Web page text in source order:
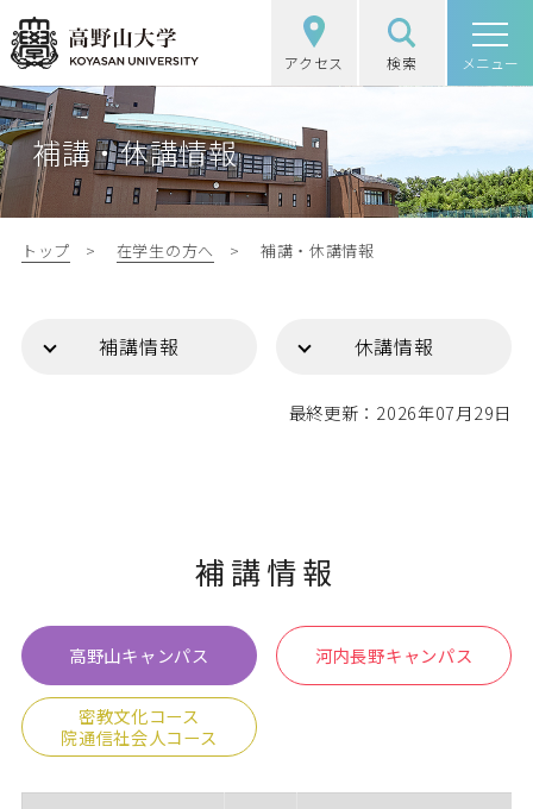
高野山大学
アクセス
検索
高野山大学の概要
選抜（入試）情報
学部・大学院
保護者の方
企業・一般の方 WebClass
補講・休講情報
トップ 在学生の方へ 補講・休講情報
補講情報 休講情報
最終更新：2026年07月29日
補講情報
高野山キャンパス 河内長野キャンパス
密教文化コース
院通信社会人コース